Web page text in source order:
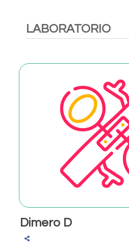
LABORATORIO
Dimero D